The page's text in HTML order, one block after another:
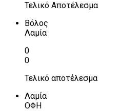
Τελικό Αποτέλεσμα
Βόλος
Λαμία
0
0
Τελικό αποτέλεσμα
Λαμία
ΟΦΗ